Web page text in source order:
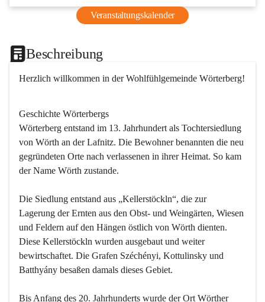
Veranstaltungskalender
Beschreibung
Herzlich willkommen in der Wohlfühlgemeinde Wörterberg!
Geschichte Wörterbergs
Wörterberg entstand im 13. Jahrhundert als Tochtersiedlung
von Wörth an der Lafnitz. Die Bewohner benannten die neu
gegründeten Orte nach verlassenen in ihrer Heimat. So kam
der Name Wörth zustande.
Die Siedlung entstand aus „Kellerstöckln“, die zur
Lagerung der Ernten aus den Obst- und Weingärten, Wiesen
und Feldern auf den Hängen östlich von Wörth dienten.
Diese Kellerstöckln wurden ausgebaut und weiter
bewirtschaftet. Die Grafen Széchényi, Kottulinsky und
Batthyány besaßen damals dieses Gebiet.
Bis Anfang des 20. Jahrhunderts wurde der Ort Wörther